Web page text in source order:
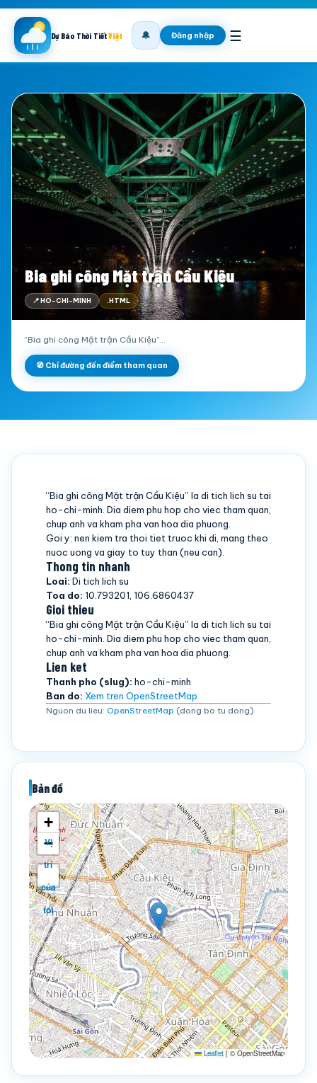
Dự Báo Thời TiếtViệt 🔔 Đăng nhập ☰
Bia ghi công Mặt trận Cầu Kiệu
📍 HO-CHI-MINH .HTML
“Bia ghi công Mặt trận Cầu Kiệu”…
🧭 Chỉ đường đến điểm tham quan
“Bia ghi công Mặt trận Cầu Kiệu” la di tich lich su tai
ho-chi-minh. Dia diem phu hop cho viec tham quan,
chup anh va kham pha van hoa dia phuong.
Goi y: nen kiem tra thoi tiet truoc khi di, mang theo
nuoc uong va giay to tuy than (neu can).
Thong tin nhanh
Loai: Di tich lich su
Toa do: 10.793201, 106.6860437
Gioi thieu
“Bia ghi công Mặt trận Cầu Kiệu” la di tich lich su tai
ho-chi-minh. Dia diem phu hop cho viec tham quan,
chup anh va kham pha van hoa dia phuong.
Lien ket
Thanh pho (slug): ho-chi-minh
Ban do: Xem tren OpenStreetMap
Nguon du lieu: OpenStreetMap (dong bo tu dong)
Bản đồ
+
−
Vị
trí
của
tôi
Leaflet |© OpenStreetMap